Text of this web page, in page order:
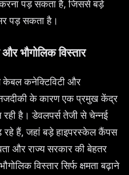
करना पड़ सकता है, जिससे बड़े
पड़ सकता है।
भौगोलिक विस्तार
कनेक्टिविटी और
के कारण एक प्रमुख केंद्र
है। डेवलपर्स तेजी से चेन्नई
रहे हैं, जहां बड़े हाइपरस्केल कैंपस
और राज्य सरकार की बेहतर
विस्तार सिर्फ क्षमता बढ़ाने